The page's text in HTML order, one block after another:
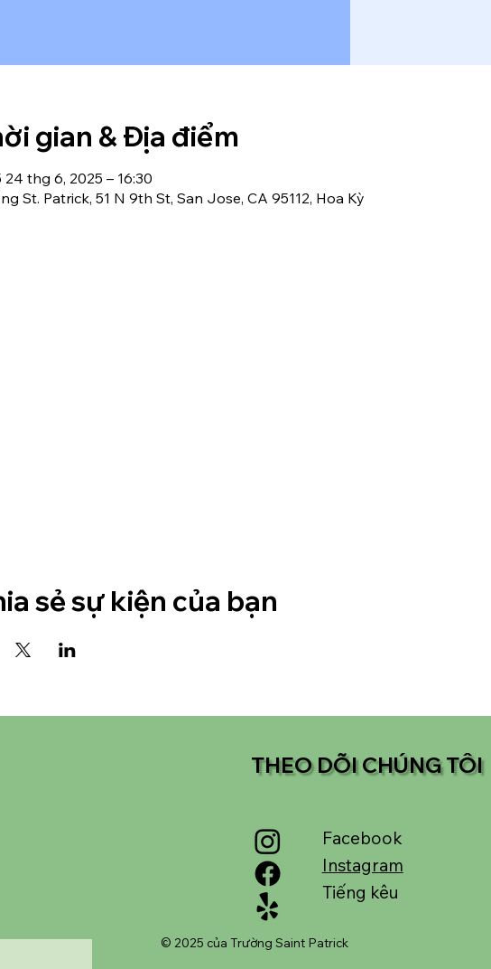
gian & Địa điểm
24 thg 6, 2025 – 16:30
St. Patrick, 51 N 9th St, San Jose, CA 95112, Hoa Kỳ
sẻ sự kiện của bạn
Facebook
Instagram
Tiếng kêu
THEO DÕI CHÚNG TÔI
© 2025 của Trường Saint Patrick